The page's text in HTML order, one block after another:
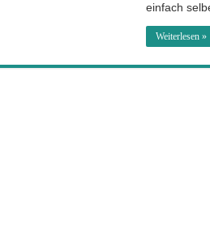
einfach
Weiterlesen »